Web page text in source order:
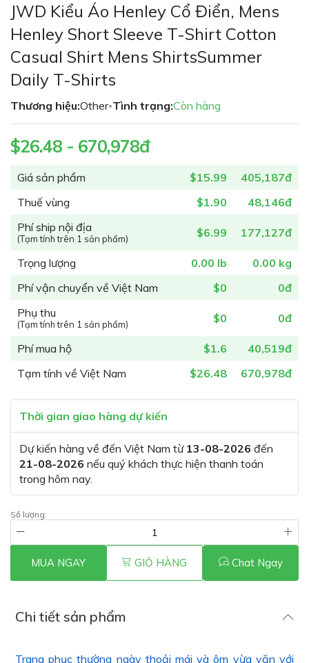
đến
phần
của
thư
hình
ảnh
JWD Kiểu Áo Henley Cổ Điển, Mens
Henley Short Sleeve T-Shirt Cotton
Casual Shirt Mens ShirtsSummer
Daily T-Shirts
Thương hiệu:Other•Tình trạng:Còn hàng
Giá sản phẩm $15.99
405,187đ
Thuế vùng
$1.90
48,146đ
Phí ship nội địa
(Tạm tính trên 1 sản phẩm) $6.99 177,127đ
Trọng lượng 0.00 lb
0.00 kg
Phí vận chuyển về Việt Nam
$0
0đ
Phụ thu
(Tạm tính trên 1 sản phẩm) $0 0đ
Phí mua hộ $1.6
40,519đ
Tạm tính về Việt Nam
$26.48 670,978đ
$26.48 - 670,978đ
Thời gian giao hàng dự kiến
Dự kiến hàng về đến Việt Nam từ 13-08-2026 đến
21-08-2026 nếu quý khách thực hiện thanh toán
trong hôm nay.
Số lượng:
MUA NGAY GIỎ HÀNG Chat Ngay
Chi tiết sản phẩm
Trang phục thường ngày thoải mái và ôm vừa vặn với